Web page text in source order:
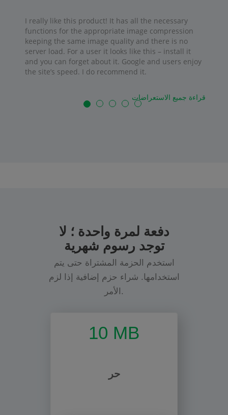
I really like this product! It has all the necessary
functions for the appropriate image compression
keeping the same image quality and there is no
server load. For a user it looks like this – install it
and you can forget about it. Google and users enjoy
the site’s speed. I do recommend it.
قراءة جميع الاستعراضات
دفعة لمرة واحدة ؛ لا
توجد رسوم شهرية
استخدم الحزمة المشتراة حتى يتم
استخدامها. شراء حزم إضافية إذا لزم
الأمر.
10 MB
حر